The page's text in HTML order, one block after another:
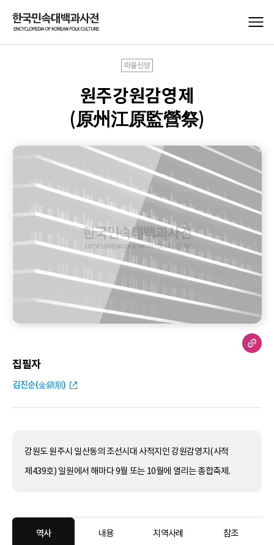
마을신앙
원주강원감영제
(原州江原監營祭)
집필자
김진순(金鎭順)
강원도 원주시 일산동의 조선시대 사적지인 강원감영지(사적
제439호) 일원에서 해마다 9월 또는 10월에 열리는 종합축제.
역사 내용 지역사례 참조